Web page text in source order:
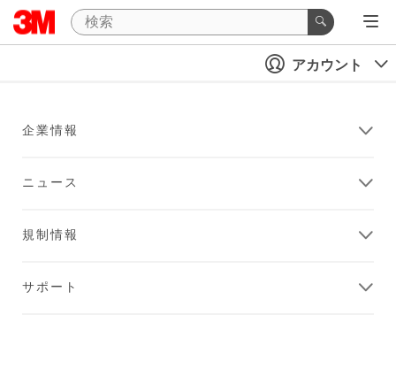
アカウント
企業情報
ニュース
規制情報
サポート